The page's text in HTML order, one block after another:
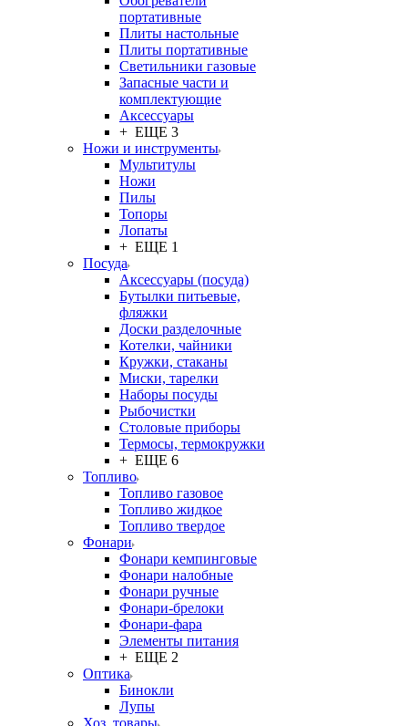
портативные
Плиты настольные
Плиты портативные
Светильники газовые
Запасные части и
комплектующие
Аксессуары
+ ЕЩЕ 3
Ножи и инструменты
Мультитулы
Ножи
Пилы
Топоры
Лопаты
+ ЕЩЕ 1
Посуда
Аксессуары (посуда)
Бутылки питьевые,
фляжки
Доски разделочные
Котелки, чайники
Кружки, стаканы
Миски, тарелки
Наборы посуды
Рыбочистки
Столовые приборы
Термосы, термокружки
+ ЕЩЕ 6
Топливо
Топливо газовое
Топливо жидкое
Топливо твердое
Фонари
Фонари кемпинговые
Фонари налобные
Фонари ручные
Фонари-брелоки
Фонари-фара
Элементы питания
+ ЕЩЕ 2
Оптика
Бинокли
Лупы
Хоз. товары